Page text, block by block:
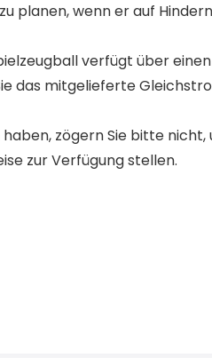
planen, wenn er auf
verfügt über
das mitgelieferte
zögern Sie bitte
zur Verfügung stellen.